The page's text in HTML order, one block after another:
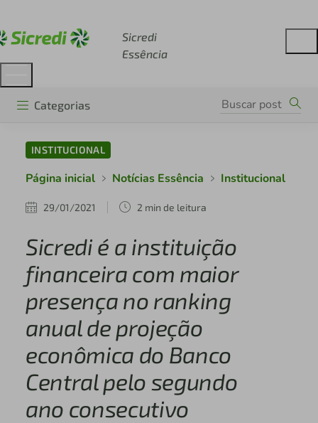
Sicredi
Essência
Categorias
INSTITUCIONAL
Página inicial Notícias Essência Institucional
29/01/2021 2 min de leitura
Sicredi é a instituição
financeira com maior
presença no ranking
anual de projeção
econômica do Banco
Central pelo segundo
ano consecutivo